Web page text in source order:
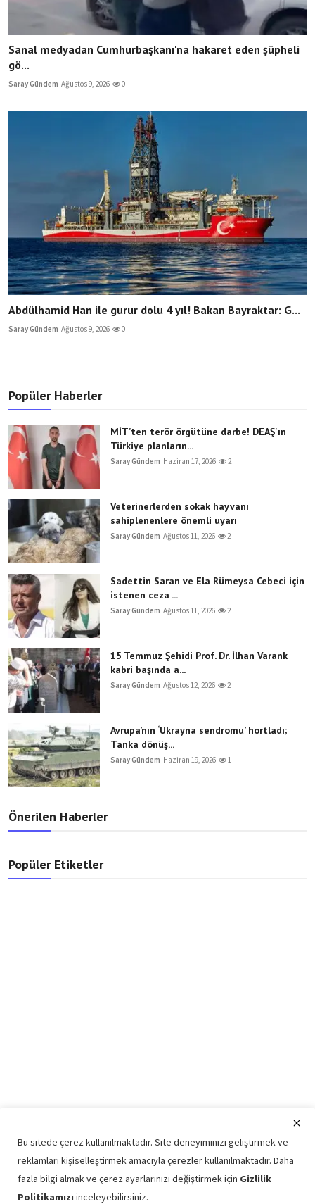
Sanal medyadan Cumhurbaşkanı'na hakaret eden şüpheli
gö...
Saray Gündem Ağustos 9, 2026 0
Abdülhamid Han ile gurur dolu 4 yıl! Bakan Bayraktar: G...
Saray Gündem Ağustos 9, 2026 0
Popüler Haberler
MİT’ten terör örgütüne darbe! DEAŞ'ın
Türkiye planların...
Saray Gündem Haziran 17, 2026 2
Veterinerlerden sokak hayvanı
sahiplenenlere önemli uyarı
Saray Gündem Ağustos 11, 2026 2
Sadettin Saran ve Ela Rümeysa Cebeci için
istenen ceza ...
Saray Gündem Ağustos 11, 2026 2
15 Temmuz Şehidi Prof. Dr. İlhan Varank
kabri başında a...
Saray Gündem Ağustos 12, 2026 2
Avrupa’nın ‘Ukrayna sendromu’ hortladı;
Tanka dönüş...
Saray Gündem Haziran 19, 2026 1
Önerilen Haberler
Popüler Etiketler
Bu sitede çerez kullanılmaktadır. Site deneyiminizi geliştirmek ve
reklamları kişiselleştirmek amacıyla çerezler kullanılmaktadır. Daha
fazla bilgi almak ve çerez ayarlarınızı değiştirmek için Gizlilik
Politikamızı inceleyebilirsiniz.